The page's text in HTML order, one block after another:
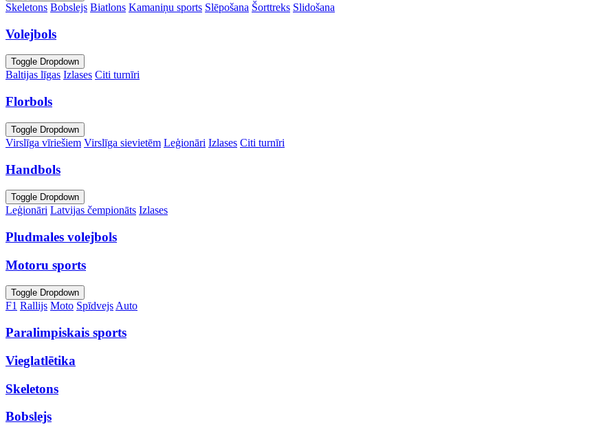
Skeletons Bobslejs Biatlons Kamaniņu sports Slēpošana Šorttreks Slidošana
Volejbols
Toggle Dropdown
Baltijas līgas Izlases Citi turnīri
Florbols
Toggle Dropdown
Virslīga vīriešiem Virslīga sievietēm Leģionāri Izlases Citi turnīri
Handbols
Toggle Dropdown
Leģionāri Latvijas čempionāts Izlases
Pludmales volejbols
Motoru sports
Toggle Dropdown
F1 Rallijs Moto SpīdvejsAuto
Paralimpiskais sports
Vieglatlētika
Skeletons
Bobslejs